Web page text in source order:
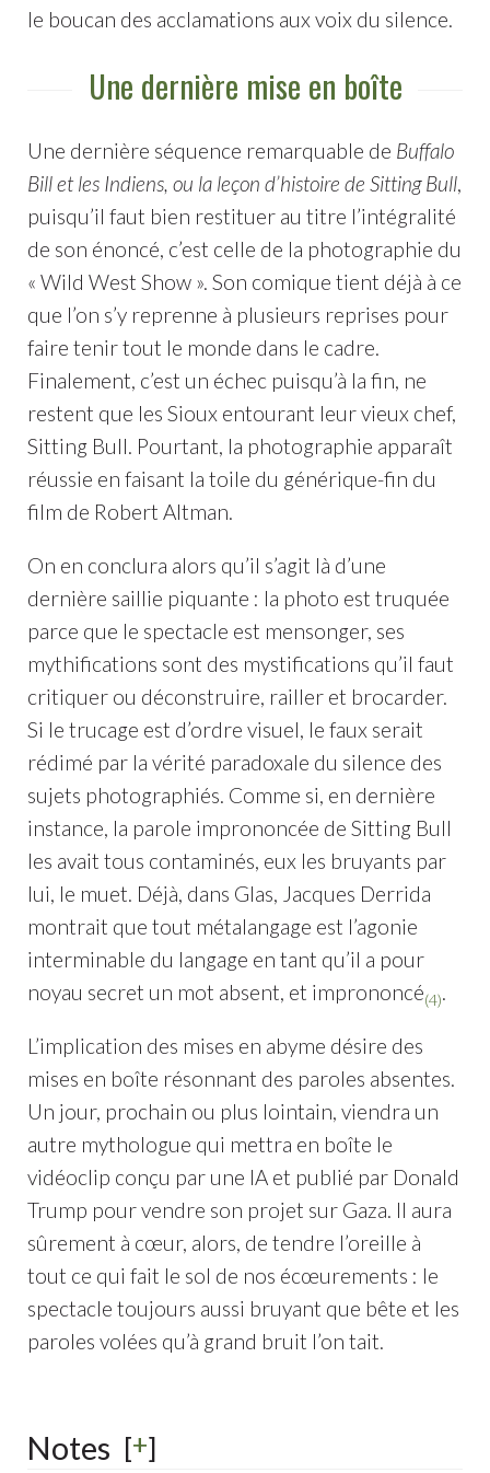
le boucan des acclamations aux voix du silence.
Une dernière mise en boîte
Une dernière séquence remarquable de Buffalo
Bill et les Indiens, ou la leçon d’histoire de Sitting Bull,
puisqu’il faut bien restituer au titre l’intégralité
de son énoncé, c’est celle de la photographie du
« Wild West Show ». Son comique tient déjà à ce
que l’on s’y reprenne à plusieurs reprises pour
faire tenir tout le monde dans le cadre.
Finalement, c’est un échec puisqu’à la fin, ne
restent que les Sioux entourant leur vieux chef,
Sitting Bull. Pourtant, la photographie apparaît
réussie en faisant la toile du générique-fin du
film de Robert Altman.
On en conclura alors qu’il s’agit là d’une
dernière saillie piquante : la photo est truquée
parce que le spectacle est mensonger, ses
mythifications sont des mystifications qu’il faut
critiquer ou déconstruire, railler et brocarder.
Si le trucage est d’ordre visuel, le faux serait
rédimé par la vérité paradoxale du silence des
sujets photographiés. Comme si, en dernière
instance, la parole imprononcée de Sitting Bull
les avait tous contaminés, eux les bruyants par
lui, le muet. Déjà, dans Glas, Jacques Derrida
montrait que tout métalangage est l’agonie
interminable du langage en tant qu’il a pour
noyau secret un mot absent, et imprononcé(4).
L’implication des mises en abyme désire des
mises en boîte résonnant des paroles absentes.
Un jour, prochain ou plus lointain, viendra un
autre mythologue qui mettra en boîte le
vidéoclip conçu par une IA et publié par Donald
Trump pour vendre son projet sur Gaza. Il aura
sûrement à cœur, alors, de tendre l’oreille à
tout ce qui fait le sol de nos écœurements : le
spectacle toujours aussi bruyant que bête et les
paroles volées qu’à grand bruit l’on tait.
Notes [+]